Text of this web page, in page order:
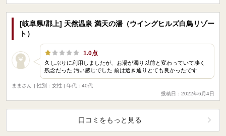
[岐阜県/郡上] 天然温泉 満天の湯（ウイングヒルズ白鳥リゾー
ト）
1.0点
久しぶりに利用しましたが、お湯が濁り以前と変わっていて凄く
残念だった 汚い感じでした 前は透き通りとても良かったです
ままさん
| 性別：女性 | 年代：40代
投稿日：2022年6月4日
口コミをもっと見る